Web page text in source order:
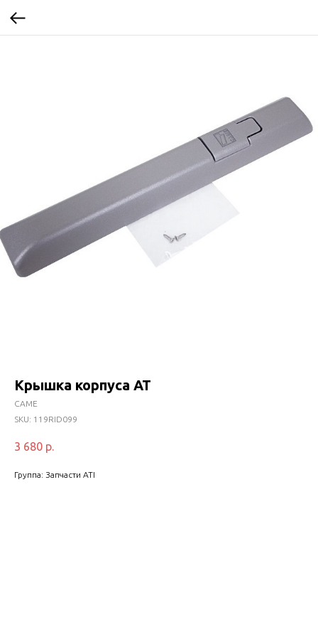
Крышка корпуса АТ
CAME
SKU: 119RID099
3 680 р.
Группа: Запчасти ATI